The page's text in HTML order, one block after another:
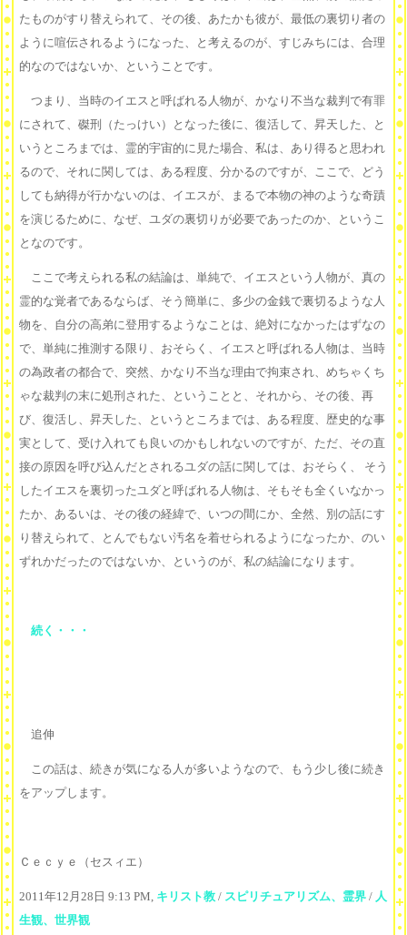
たものがすり替えられて、その後、あたかも彼が、最低の裏切り者の
ように喧伝されるようになった、と考えるのが、すじみちには、合理
的なのではないか、ということです。
つまり、当時のイエスと呼ばれる人物が、かなり不当な裁判で有罪
にされて、磔刑（たっけい）となった後に、復活して、昇天した、と
いうところまでは、霊的宇宙的に見た場合、私は、あり得ると思われ
るので、それに関しては、ある程度、分かるのですが、ここで、どう
しても納得が行かないのは、イエスが、まるで本物の神のような奇蹟
を演じるために、なぜ、ユダの裏切りが必要であったのか、というこ
となのです。
ここで考えられる私の結論は、単純で、イエスという人物が、真の
霊的な覚者であるならば、そう簡単に、多少の金銭で裏切るような人
物を、自分の高弟に登用するようなことは、絶対になかったはずなの
で、単純に推測する限り、おそらく、イエスと呼ばれる人物は、当時
の為政者の都合で、突然、かなり不当な理由で拘束され、めちゃくち
ゃな裁判の末に処刑された、ということと、それから、その後、再
び、復活し、昇天した、というところまでは、ある程度、歴史的な事
実として、受け入れても良いのかもしれないのですが、ただ、その直
接の原因を呼び込んだとされるユダの話に関しては、おそらく、 そう
したイエスを裏切ったユダと呼ばれる人物は、そもそも全くいなかっ
たか、あるいは、その後の経緯で、いつの間にか、全然、別の話にす
り替えられて、とんでもない汚名を着せられるようになったか、のい
ずれかだったのではないか、というのが、私の結論になります。
続く・・・
追伸
この話は、続きが気になる人が多いようなので、もう少し後に続き
をアップします。
Ｃｅｃｙｅ（セスィエ）
2011年12月28日 9:13 PM, キリスト教 / スピリチュアリズム、霊界 / 人
生観、世界観